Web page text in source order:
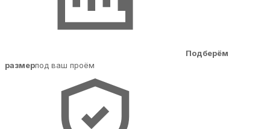
Подберём
размерпод ваш проём